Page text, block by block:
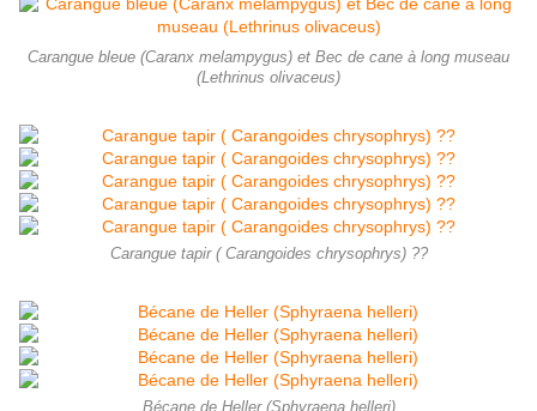
Carangue bleue (Caranx melampygus) et Bec de cane à long museau
(Lethrinus olivaceus)
Carangue tapir ( Carangoides chrysophrys) ??
Bécane de Heller (Sphyraena helleri)